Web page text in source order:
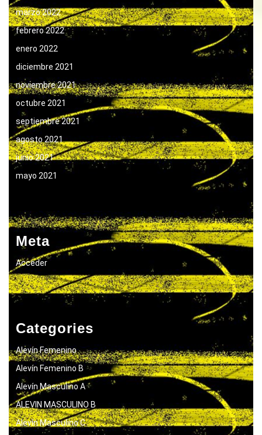
marzo 2022
febrero 2022
enero 2022
diciembre 2021
noviembre 2021
octubre 2021
septiembre 2021
agosto 2021
junio 2021
mayo 2021
Meta
Acceder
Categories
Alevín Femenino
Alevín Femenino B
Alevín Masculino A
ALEVIN MASCULINO B
Alevín Masculino C